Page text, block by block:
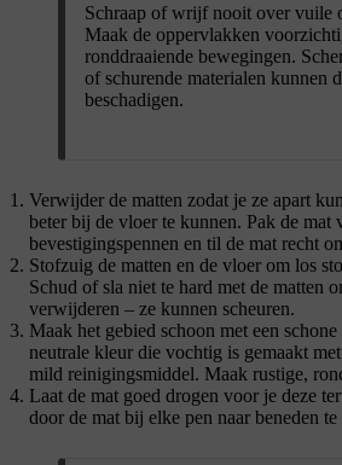
Schraap of wrijf nooit over vuile
Maak de oppervlakken
ronddraaiende bewegingen.
of schurende materialen kunnen
beschadigen.
Verwijder de matten zodat je ze apart
beter bij de vloer te kunnen. Pak de mat
bevestigingspennen en til de mat recht
Stofzuig de matten en de vloer om los
Schud of sla niet te hard met de matten
verwijderen – ze kunnen scheuren.
Maak het gebied schoon met een
neutrale kleur die vochtig is gemaakt
mild reinigingsmiddel. Maak rustige,
Laat de mat goed drogen voor je deze
door de mat bij elke pen naar beneden